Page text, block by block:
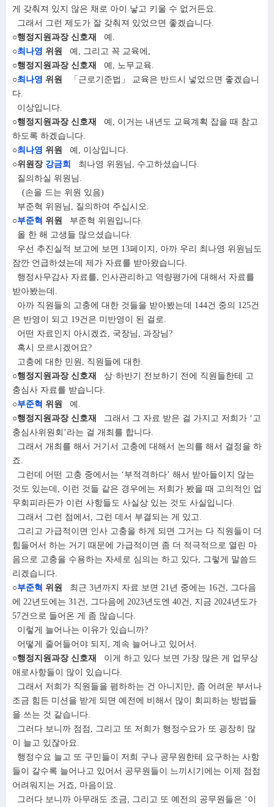
게 갖춰져 있지 않은 채로 아이 낳고 키울 수 없거든요.
그래서 그런 제도가 잘 갖춰져 있었으면 좋겠습니다.
○행정지원과장 신호재
예.
○최나영 위원
예, 그리고 꼭 교육에,
○행정지원과장 신호재
예, 노무교육.
○최나영 위원
「근로기준법」 교육은 반드시 넣었으면 좋겠습니
다.
이상입니다.
○행정지원과장 신호재
예, 이거는 내년도 교육계획 잡을 때 참고
하도록 하겠습니다.
○최나영 위원
예, 이상입니다.
○위원장 강금희
최나영 위원님, 수고하셨습니다.
질의하실 위원님.
(손을 드는 위원 있음)
부준혁 위원님, 질의하여 주십시오.
○부준혁 위원
부준혁 위원입니다.
올 한 해 고생들 많으셨습니다.
우선 추진실적 보고에 보면 13페이지, 아까 우리 최나영 위원님도
잠깐 언급하셨는데 제가 자료를 받아왔습니다.
행정사무감사 자료를, 인사관리하고 역량평가에 대해서 자료를
받아봤는데.
아까 직원들의 고충에 대한 것들을 받아봤는데 144건 중의 125건
은 반영이 되고 19건은 미반영이 된 걸로.
어떤 자료인지 아시겠죠, 국장님, 과장님?
혹시 모르시겠어요?
고충에 대한 민원, 직원들에 대한.
○행정지원과장 신호재
상·하반기 전보하기 전에 직원들한테 고
충심사 자료를 받습니다.
○부준혁 위원
예.
○행정지원과장 신호재
그래서 그 자료 받은 걸 가지고 저희가 ‘고
충심사위원회’라는 걸 개최를 합니다.
그래서 개최를 해서 거기서 고충에 대해서 논의를 해서 결정을 하
죠.
그런데 어떤 고충 중에서는 ‘부적격하다’ 해서 받아들이지 않는
것도 있는데, 이런 것들 같은 경우에는 저희가 봤을 때 고의적인 업
무회피라든가 이런 사항들도 사실상 있는 것도 사실입니다.
그래서 그런 점에서, 그런 데서 부결되는 게 있고.
그리고 가급적이면 인사 고충을 하게 되면 그거는 다 직원들이 더
힘들어서 하는 거기 때문에 가급적이면 좀 더 적극적으로 열린 마
음으로 고충을 수용하는 자세로 심의는 하고 있다, 그렇게 말씀드
리겠습니다.
○부준혁 위원
최근 3년까지 자료 보면 21년 중에는 16건, 그다음
에 22년도에는 31건, 그다음에 2023년도엔 40건, 지금 2024년도가
57건으로 들어온 게 좀 많습니다.
이렇게 늘어나는 이유가 있습니까?
어떻게 줄어들어야 되지, 계속 늘어나고 있어서.
○행정지원과장 신호재
이게 하고 있다 보면 가장 많은 게 업무상
애로사항들이 많이 있습니다.
그래서 저희가 직원들을 폄하하는 건 아니지만, 좀 어려운 부서나
조금 힘든 미션을 받게 되면 예전에 비해서 많이 회피하는 방법들
을 쓰는 것 같습니다.
그러다 보니까 점점, 그리고 또 저희가 행정수요가 또 굉장히 많
이 늘고 있잖아요.
행정수요 늘고 또 구민들이 저희 구나 공무원한테 요구하는 사항
들이 갈수록 늘어나고 있어서 공무원들이 느끼시기에는 이제 점점
어려워지는 거죠, 마음이요.
그러다 보니까 아무래도 조금, 그리고 또 예전의 공무원들은 ‘이